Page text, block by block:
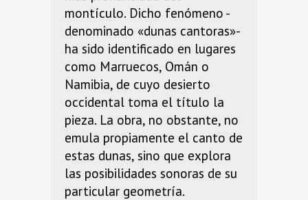
montículo. Dicho fenómeno -
denominado «dunas cantoras»-
ha sido identificado en lugares
como Marruecos, Omán o
Namibia, de cuyo desierto
occidental toma el título la
pieza. La obra, no obstante, no
emula propiamente el canto de
estas dunas, sino que explora
las posibilidades sonoras de su
particular geometría.